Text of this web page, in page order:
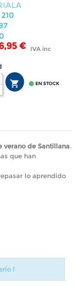
210
0
€ IVA inc
  EN STOCK
verano de Santillana.
que han
lo aprendido
!